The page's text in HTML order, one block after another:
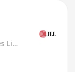
Jones Lang Lasalle Managment Services Limited